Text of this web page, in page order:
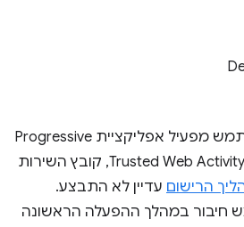
בפעם הראשונה שמשתמש מפעיל אפליקציית Progressive
Web App ‏ (PWA) דרך Trusted Web Activity, קובץ השירות
הרישום עדיין לא התבצע.
חיבור במהלך ההפעלה הראשונה